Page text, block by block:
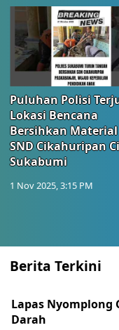
Puluhan Polisi
Lokasi Bencana
Bersihkan
SND Cikahuripan
Sukabumi
1 Nov 2025, 3:15 PM
Berita Terkini
Lapas Nyomplong
Darah